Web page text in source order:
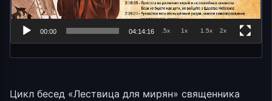
00:00 04:14:16 .5x 1x 1.5x 2x
Цикл бесед «Лествица для мирян» священника